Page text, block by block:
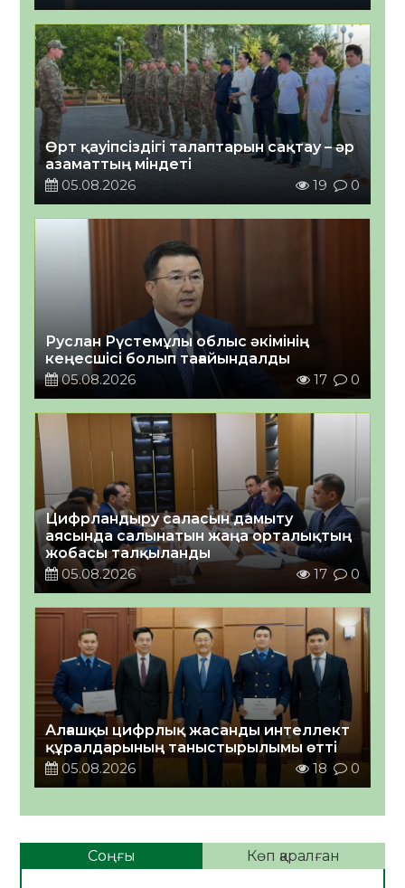
Өрт қауіпсіздігі талаптарын сақтау – әр
азаматтың міндеті
05.08.2026
19 0
Руслан Рүстемұлы облыс әкімінің
кеңесшісі болып тағайындалды
05.08.2026
17 0
Цифрландыру саласын дамыту
аясында салынатын жаңа орталықтың
жобасы талқыланды
05.08.2026
17 0
Алғашқы цифрлық жасанды интеллект
құралдарының таныстырылымы өтті
05.08.2026
18 0
Соңғы Көп қаралған